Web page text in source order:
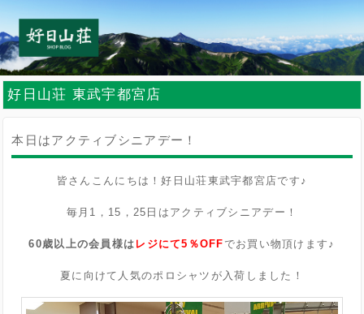
好日山荘 東武宇都宮店
本日はアクティブシニアデー！
皆さんこんにちは！好日山荘東武宇都宮店です♪
毎月1，15，25日はアクティブシニアデー！
60歳以上の会員様は レジにて5％OFF でお買い物頂けます♪
夏に向けて人気のポロシャツが入荷しました！